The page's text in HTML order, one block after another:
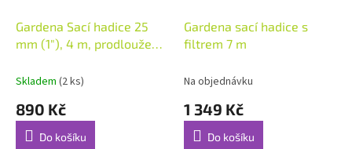
Gardena Sací hadice 25
mm (1"), 4 m, prodloužení
Skladem (2 ks)
890 Kč
Do košíku
Gardena sací hadice s
filtrem 7 m
Na objednávku
1 349 Kč
Do košíku